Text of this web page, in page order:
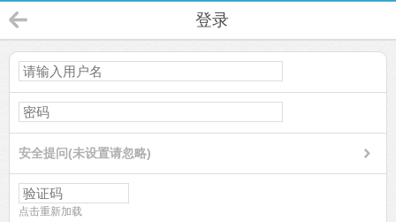
登录
安全提问(未设置请忽略)
点击重新加载